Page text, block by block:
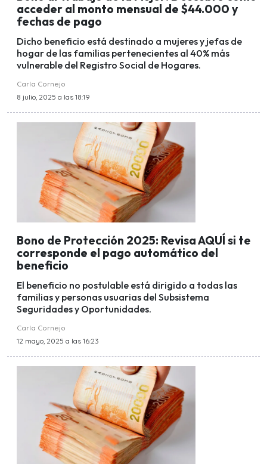
acceder al monto mensual de $44.000 y
fechas de pago
Dicho beneficio está destinado a mujeres y jefas de
hogar de las familias pertenecientes al 40% más
vulnerable del Registro Social de Hogares.
Carla Cornejo
8 julio, 2025 a las 18:19
Bono de Protección 2025: Revisa AQUÍ si te
corresponde el pago automático del
beneficio
El beneficio no postulable está dirigido a todas las
familias y personas usuarias del Subsistema
Seguridades y Oportunidades.
Carla Cornejo
12 mayo, 2025 a las 16:23